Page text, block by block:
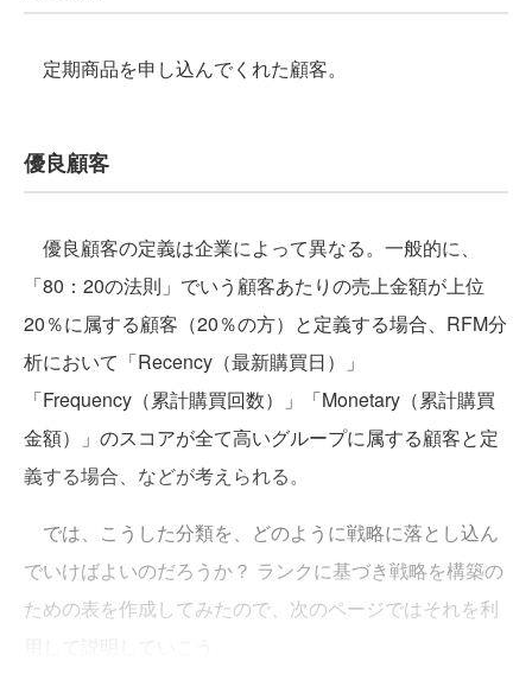
定期商品を申し込んでくれた顧客。
優良顧客
優良顧客の定義は企業によって異なる。一般的に、
「80：20の法則」でいう顧客あたりの売上金額が上位
20％に属する顧客（20％の方）と定義する場合、RFM分
析において「Recency（最新購買日）」
「Frequency（累計購買回数）」「Monetary（累計購買
金額）」のスコアが全て高いグループに属する顧客と定
義する場合、などが考えられる。
では、こうした分類を、どのように戦略に落とし込ん
でいけばよいのだろうか？ ランクに基づき戦略を構築の
ための表を作成してみたので、次のページではそれを利